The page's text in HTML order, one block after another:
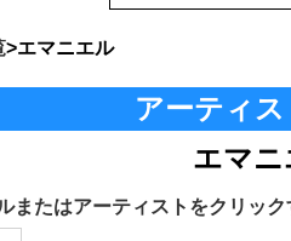
>エマニエル
アーティ
エマニ
またはアーティストをクリッ